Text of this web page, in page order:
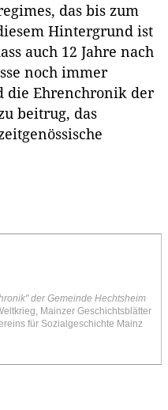
das bis zum
Hintergrund ist
auch 12 Jahre nach
noch immer
die Ehrenchronik der
beitrug, das
der Gemeinde Hechtsheim
Mainzer Geschichtsblätter
für Sozialgeschichte Mainz